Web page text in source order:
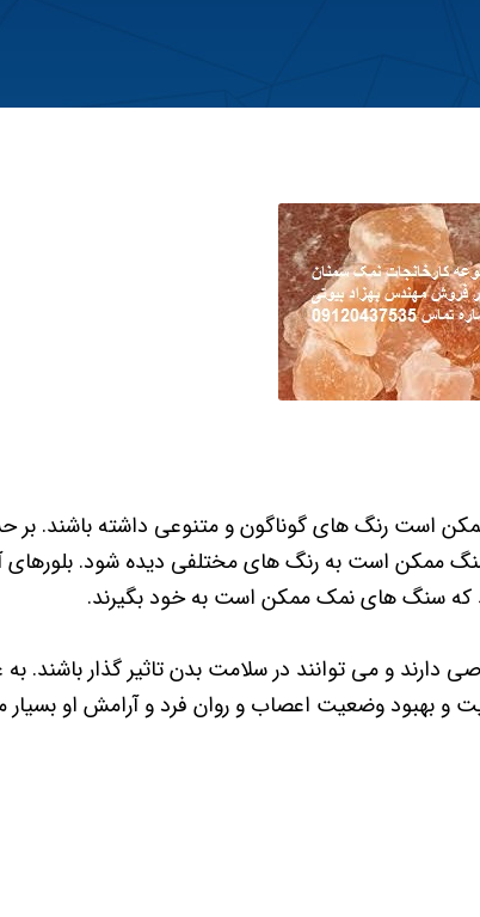
است رنگ های گوناگون و متنوعی داشته باشند.
ممکن است به رنگ های مختلفی دیده شود. بلورهای
که سنگ های نمک ممکن است به خود بگیرند.
و می توانند در سلامت بدن تاثیر گذار باشند. به
بهبود وضعیت اعصاب و روان فرد و آرامش او بسیار